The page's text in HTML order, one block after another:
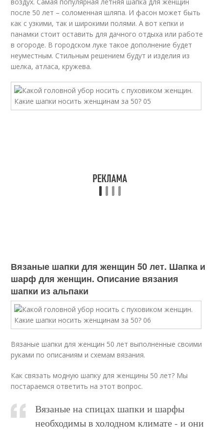
после 50 лет – соломенная шляпа. И фасон может быть
как с узкими, так и широкими полями. А вот кепки и
панамки стоит оставить для дачного отдыха или работе
в огороде. В городском луке такое дополнение будет
неуместным. Стильным решением будут и изделия из
шелка, атласа, кружева.
Вязаные шапки для женщин 50 лет. Шапка и
шарф для женщин. Описание вязания
шапки из альпаки
Вязаные шапки для женщин 50 лет выполненные своими
руками по описаниям и схемам вязания.
Как связать модную шапку для женщины 50 лет? Мы
постараемся ответить на этот вопрос.
Вязаные на спицах шапки и шарфы
необходимы в холодном климате - и они